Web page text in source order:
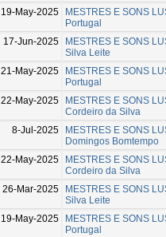
19-May-2025
MESTRES E SONS
Portugal
17-Jun-2025
MESTRES E SONS
Silva Leite
21-May-2025
MESTRES E SONS
Portugal
22-May-2025
MESTRES E SONS
Cordeiro da Silva
8-Jul-2025
MESTRES E SONS
Domingos Bomtempo
22-May-2025
MESTRES E SONS
Cordeiro da Silva
26-Mar-2025
MESTRES E SONS
Silva Leite
19-May-2025
MESTRES E SONS
Portugal